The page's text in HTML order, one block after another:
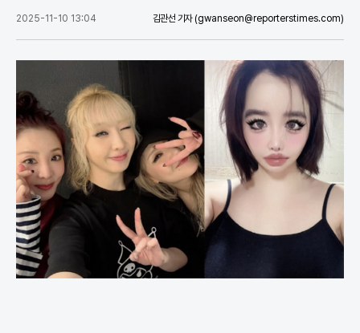
2025-11-10 13:04 김관선 기자 (gwanseon@reporterstimes.com)